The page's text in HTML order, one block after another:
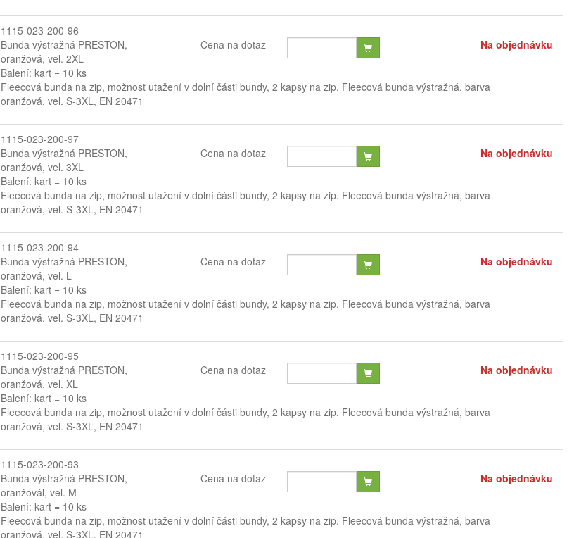
1115-023-200-96
Bunda výstražná PRESTON,
oranžová, vel. 2XL
Balení: kart = 10 ks
Cena na dotaz Na objednávku
Fleecová bunda na zip, možnost utažení v dolní části bundy, 2 kapsy na zip. Fleecová bunda výstražná, barva
oranžová, vel. S-3XL, EN 20471
1115-023-200-97
Bunda výstražná PRESTON,
oranžová, vel. 3XL
Balení: kart = 10 ks
Cena na dotaz Na objednávku
Fleecová bunda na zip, možnost utažení v dolní části bundy, 2 kapsy na zip. Fleecová bunda výstražná, barva
oranžová, vel. S-3XL, EN 20471
1115-023-200-94
Bunda výstražná PRESTON,
oranžová, vel. L
Balení: kart = 10 ks
Cena na dotaz Na objednávku
Fleecová bunda na zip, možnost utažení v dolní části bundy, 2 kapsy na zip. Fleecová bunda výstražná, barva
oranžová, vel. S-3XL, EN 20471
1115-023-200-95
Bunda výstražná PRESTON,
oranžová, vel. XL
Balení: kart = 10 ks
Cena na dotaz Na objednávku
Fleecová bunda na zip, možnost utažení v dolní části bundy, 2 kapsy na zip. Fleecová bunda výstražná, barva
oranžová, vel. S-3XL, EN 20471
1115-023-200-93
Bunda výstražná PRESTON,
oranžovál, vel. M
Balení: kart = 10 ks
Cena na dotaz Na objednávku
Fleecová bunda na zip, možnost utažení v dolní části bundy, 2 kapsy na zip. Fleecová bunda výstražná, barva
oranžová, vel. S-3XL, EN 20471